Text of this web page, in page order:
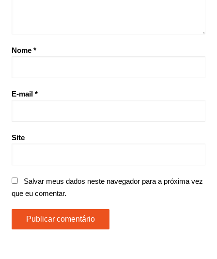
Nome *
E-mail *
Site
Salvar meus dados neste navegador para a próxima vez
que eu comentar.